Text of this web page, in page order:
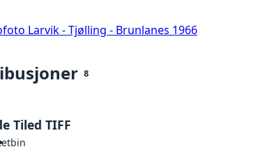
Larvik - Tjølling - Brunlanes 1966
8
Tiled TIFF
bin